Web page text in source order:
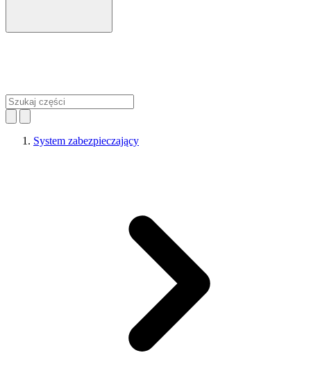
System zabezpieczający